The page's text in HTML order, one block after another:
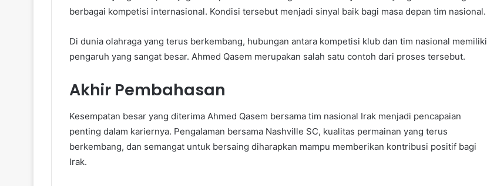
berbagai kompetisi internasional. Kondisi tersebut menjadi sinyal baik bagi masa depan tim nasional.
Di dunia olahraga yang terus berkembang, hubungan antara kompetisi klub dan tim nasional memiliki
pengaruh yang sangat besar. Ahmed Qasem merupakan salah satu contoh dari proses tersebut.
Akhir Pembahasan
Kesempatan besar yang diterima Ahmed Qasem bersama tim nasional Irak menjadi pencapaian
penting dalam kariernya. Pengalaman bersama Nashville SC, kualitas permainan yang terus
berkembang, dan semangat untuk bersaing diharapkan mampu memberikan kontribusi positif bagi
Irak.